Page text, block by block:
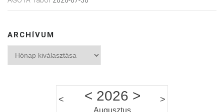
ARCHÍVUM
< < 2026 >
Augusztus
>